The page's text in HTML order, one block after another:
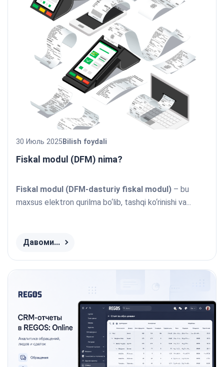
Fiskal modul (DFM) nima?
30 Июль 2025Bilish foydali
Fiskal modul (DFM-dasturiy fiskal modul) – bu
maxsus elektron qurilma bo‘lib, tashqi ko‘rinishi va...
Давоми...